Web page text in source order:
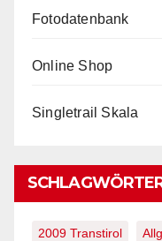
Fotodatenbank
Online Shop
Singletrail Skala
2009 Transtirol